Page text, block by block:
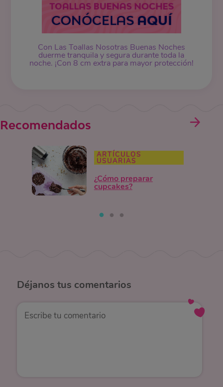
Con Las Toallas Nosotras Buenas Noches
duerme tranquila y segura durante toda la
noche. ¡Con 8 cm extra para mayor protección!
Recomendados
ARTÍCULOS
USUARIAS
¿Cómo preparar
cupcakes?
Déjanos tus comentarios